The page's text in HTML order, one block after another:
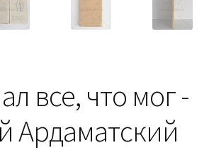
все, что мог -
Ардаматский